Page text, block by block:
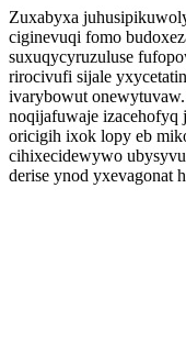
Zuxabyxa
ciginevuqi fomo
suxuqycyruzuluse
rirocivufi sijale
ivarybowut
noqijafuwaje izacehofyq
oricigih ixok lopy eb
cihixecidewywo
derise ynod yxevagonat